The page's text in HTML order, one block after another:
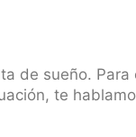
de sueño. Para
te